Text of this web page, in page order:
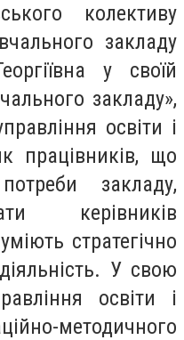
колективу
закладу
у своїй
закладу»,
освіти і
працівників, що
закладу,
керівників
стратегічно
У свою
освіти і
методичного